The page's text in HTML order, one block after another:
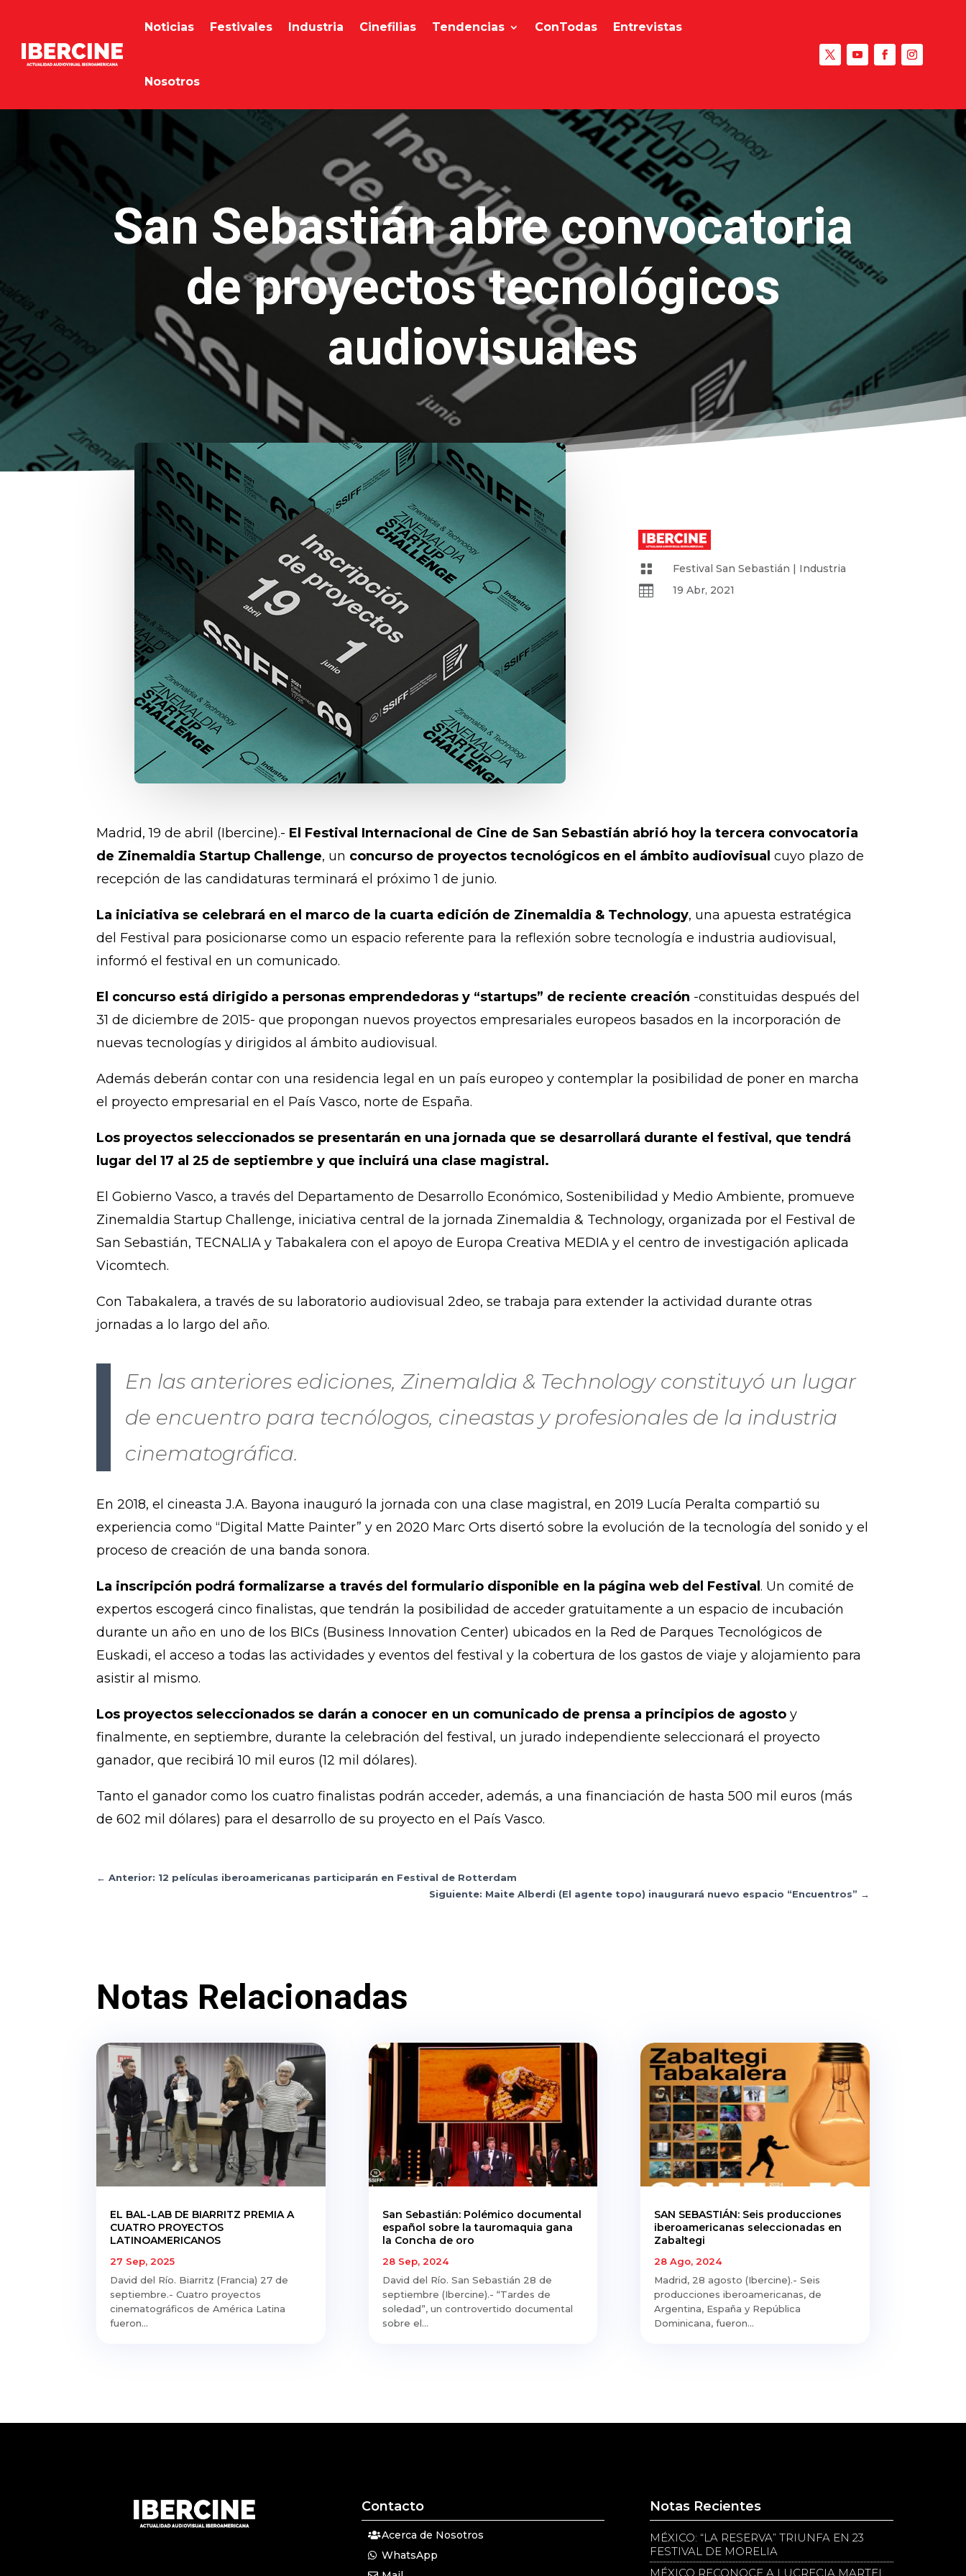
Noticias Festivales Industria Cinefilias Tendencias ConTodas Entrevistas
Nosotros
San Sebastián abre convocatoria
de proyectos tecnológicos
audiovisuales
 Festival San Sebastián | Industria
 19 Abr, 2021
Madrid, 19 de abril (Ibercine).- El Festival Internacional de Cine de San Sebastián abrió hoy la tercera convocatoria
de Zinemaldia Startup Challenge, un concurso de proyectos tecnológicos en el ámbito audiovisual cuyo plazo de
recepción de las candidaturas terminará el próximo 1 de junio.
La iniciativa se celebrará en el marco de la cuarta edición de Zinemaldia & Technology, una apuesta estratégica
del Festival para posicionarse como un espacio referente para la reflexión sobre tecnología e industria audiovisual,
informó el festival en un comunicado.
El concurso está dirigido a personas emprendedoras y “startups” de reciente creación -constituidas después del
31 de diciembre de 2015- que propongan nuevos proyectos empresariales europeos basados en la incorporación de
nuevas tecnologías y dirigidos al ámbito audiovisual.
Además deberán contar con una residencia legal en un país europeo y contemplar la posibilidad de poner en marcha
el proyecto empresarial en el País Vasco, norte de España.
Los proyectos seleccionados se presentarán en una jornada que se desarrollará durante el festival, que tendrá
lugar del 17 al 25 de septiembre y que incluirá una clase magistral.
El Gobierno Vasco, a través del Departamento de Desarrollo Económico, Sostenibilidad y Medio Ambiente, promueve
Zinemaldia Startup Challenge, iniciativa central de la jornada Zinemaldia & Technology, organizada por el Festival de
San Sebastián, TECNALIA y Tabakalera con el apoyo de Europa Creativa MEDIA y el centro de investigación aplicada
Vicomtech.
Con Tabakalera, a través de su laboratorio audiovisual 2deo, se trabaja para extender la actividad durante otras
jornadas a lo largo del año.
En las anteriores ediciones, Zinemaldia & Technology constituyó un lugar
de encuentro para tecnólogos, cineastas y profesionales de la industria
cinematográfica.
En 2018, el cineasta J.A. Bayona inauguró la jornada con una clase magistral, en 2019 Lucía Peralta compartió su
experiencia como “Digital Matte Painter” y en 2020 Marc Orts disertó sobre la evolución de la tecnología del sonido y el
proceso de creación de una banda sonora.
La inscripción podrá formalizarse a través del formulario disponible en la página web del Festival. Un comité de
expertos escogerá cinco finalistas, que tendrán la posibilidad de acceder gratuitamente a un espacio de incubación
durante un año en uno de los BICs (Business Innovation Center) ubicados en la Red de Parques Tecnológicos de
Euskadi, el acceso a todas las actividades y eventos del festival y la cobertura de los gastos de viaje y alojamiento para
asistir al mismo.
Los proyectos seleccionados se darán a conocer en un comunicado de prensa a principios de agosto y
finalmente, en septiembre, durante la celebración del festival, un jurado independiente seleccionará el proyecto
ganador, que recibirá 10 mil euros (12 mil dólares).
Tanto el ganador como los cuatro finalistas podrán acceder, además, a una financiación de hasta 500 mil euros (más
de 602 mil dólares) para el desarrollo de su proyecto en el País Vasco.
←Anterior: 12 películas iberoamericanas participarán en Festival de Rotterdam
Siguiente: Maite Alberdi (El agente topo) inaugurará nuevo espacio “Encuentros” →
Notas Relacionadas
EL BAL-LAB DE BIARRITZ PREMIA A
CUATRO PROYECTOS
LATINOAMERICANOS
27 Sep, 2025
David del Río. Biarritz (Francia) 27 de
septiembre.- Cuatro proyectos
cinematográficos de América Latina
fueron...
San Sebastián: Polémico documental
español sobre la tauromaquia gana
la Concha de oro
28 Sep, 2024
David del Río. San Sebastián 28 de
septiembre (Ibercine).- “Tardes de
soledad”, un controvertido documental
sobre el...
SAN SEBASTIÁN: Seis producciones
iberoamericanas seleccionadas en
Zabaltegi
28 Ago, 2024
Madrid, 28 agosto (Ibercine).- Seis
producciones iberoamericanas, de
Argentina, España y República
Dominicana, fueron...
Contacto
Acerca de Nosotros
WhatsApp
Notas Recientes
MÉXICO: “LA RESERVA” TRIUNFA EN 23
FESTIVAL DE MORELIA
MÉXICO RECONOCE A LUCRECIA MARTEL